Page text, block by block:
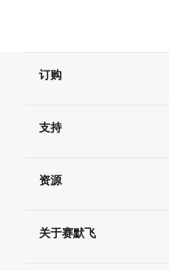
订购
订单状态查询
订单支持
现货供应中心
支持
联系我们 - 400 820 8982
查找文件&证书
资源
学习中心
促销
关于赛默飞